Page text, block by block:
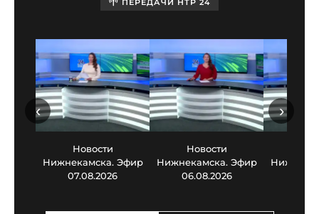
ПЕРЕДАЧИ НТР 24
Новости
Нижнекамска. Эфир
07.08.2026
Новости
Нижнекамска. Эфир
06.08.2026
‹ ›